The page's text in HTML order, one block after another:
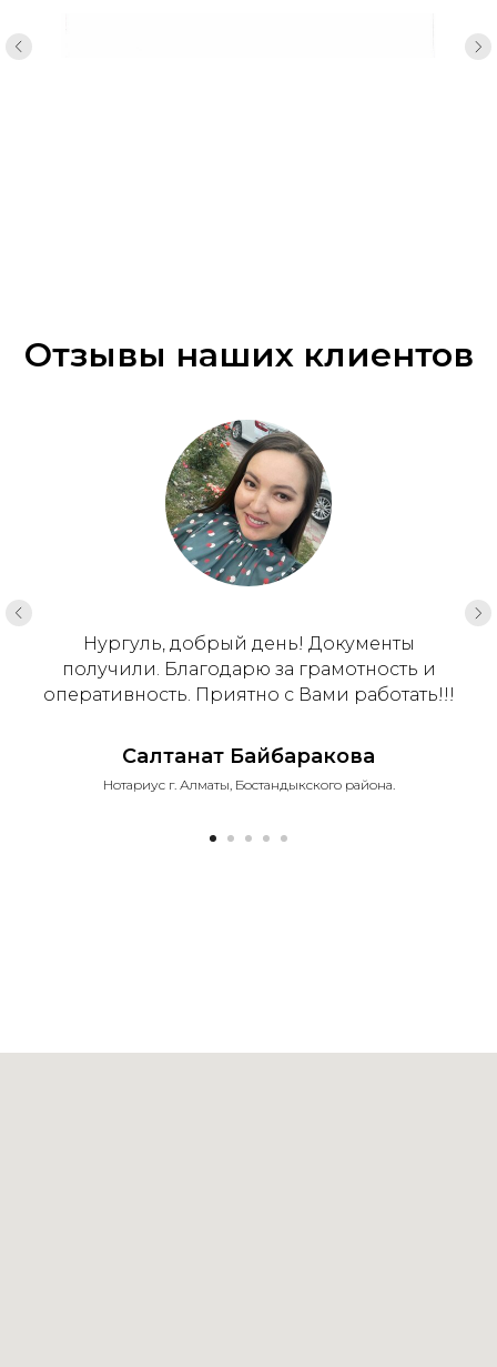
Отзывы наших клиентов
Нургуль, добрый день! Документы
получили. Благодарю за грамотность и
оперативность. Приятно с Вами работать!!!
Салтанат Байбаракова
Нотариус г. Алматы, Бостандыкского района.